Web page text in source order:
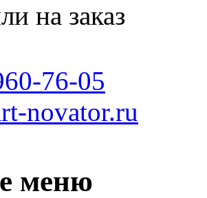
заказ
76-05
novator.ru
меню